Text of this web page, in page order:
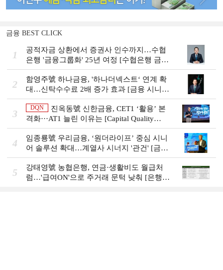
금융 BEST CLICK
1
공적자금 상환에서 증권사 인수까지…수협
은행 '금융그룹화' 25년 여정 [수협은행 금융
그룹의 꿈①]
2
함영주號 하나금융, '하나더넥스트‘ 연계 확
대…신탁수수료 2배 증가 효과 [금융 시니어
비즈니스 돋보기]
3
DQN
진옥동號 신한금융, CET1 ‘활용’ 본
격화···AT1 늘린 이유는 [Capital Quality
Review]
4
임종룡號 우리금융, ‘원더라이프’ 중심 시니
어 솔루션 확대…계열사 시너지 '관건' [금융
시니어 비즈니스 돋보기]
5
강태영號 농협은행, 연금·생활비도 월급처
럼…'급여ON'으로 주거래 문턱 낮춰 [은행권